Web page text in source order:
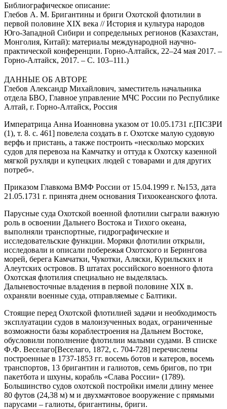
Библиографическое описание:
Глебов А. М. Бригантины и бриги Охотской флотилии в
первой половине XIX века // История и культура народов
Юго-Западной Сибири и сопредельных регионов (Казахстан,
Монголия, Китай): материалы международной научно-
практической конференции. Горно-Алтайск, 22–24 мая 2017. –
Горно-Алтайск, 2017. – С. 103–111.)
ДАННЫЕ ОБ АВТОРЕ
Глебов Александр Михайлович, заместитель начальника
отдела БВО, Главное управление МЧС России по Республике
Алтай, г. Горно-Алтайск, Россия
Императрица Анна Иоанновна указом от 10.05.1731 г.[ПСЗРИ
(1), т. 8. с. 461] повелела создать в г. Охотске малую судовую
верфь и пристань, а также построить «несколько морских
судов для перевоза на Камчатку и оттуда к Охотску казенной
мягкой рухляди и купецких людей с товарами и для других
потреб».
Приказом Главкома ВМФ России от 15.04.1999 г. №153, дата
21.05.1731 г. принята днем основания Тихоокеанского флота.
Парусные суда Охотской военной флотилии сыграли важную
роль в освоении Дальнего Востока и Тихого океана,
выполняли транспортные, гидрографические и
исследовательские функции. Моряки флотилии открыли,
исследовали и описали побережья Охотского и Берингова
морей, берега Камчатки, Чукотки, Аляски, Курильских и
Алеутских островов. В штатах российского военного флота
Охотская флотилия специально не выделялась.
Дальневосточные владения в первой половине XIX в.
охраняли военные суда, отправляемые с Балтики.
Стоящие перед Охотской флотилией задачи и необходимость
эксплуатации судов в малоизученных водах, ограниченные
возможности базы кораблестроения на Дальнем Востоке,
обусловили пополнение флотилии малыми судами. В списке
Ф.Ф. Веселаго[Веселаго, 1872, с. 704-728] перечислены
построенные в 1737-1853 гг. восемь ботов и катеров, восемь
транспортов, 13 бригантин и галиотов, семь бригов, по три
пакетбота и шхуны, корабль «Слава России» (1789).
Большинство судов охотской постройки имели длину менее
80 футов (24,38 м) м и двухмачтовое вооружение с прямыми
парусами – галиоты, бригантины, бриги.